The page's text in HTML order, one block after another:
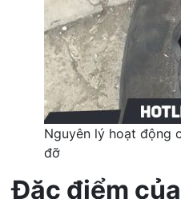
Nguyên lý hoạt động
đỡ
Đặc điểm